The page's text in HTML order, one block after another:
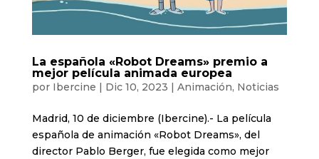
La española «Robot Dreams» premio a
mejor película animada europea
por Ibercine | Dic 10, 2023 | Animación, Noticias
Madrid, 10 de diciembre (Ibercine).- La película
española de animación «Robot Dreams», del
director Pablo Berger, fue elegida como mejor